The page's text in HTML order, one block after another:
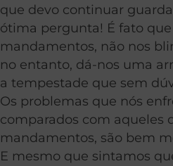
que devo continuar
ótima pergunta! É fato
mandamentos, não nos
no entanto, dá-nos uma
a tempestade que sem
Os problemas que nós
comparados com aqueles
mandamentos, são bem
E mesmo que sintamos